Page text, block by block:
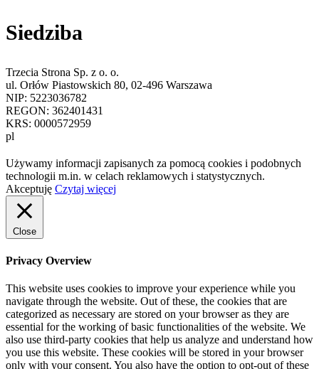
Siedziba
Trzecia Strona Sp. z o. o.
ul. Orłów Piastowskich 80, 02-496 Warszawa
NIP: 5223036782
REGON: 362401431
KRS: 0000572959
pl
Używamy informacji zapisanych za pomocą cookies i podobnych
technologii m.in. w celach reklamowych i statystycznych.
Akceptuję Czytaj więcej
Close
Privacy Overview
This website uses cookies to improve your experience while you
navigate through the website. Out of these, the cookies that are
categorized as necessary are stored on your browser as they are
essential for the working of basic functionalities of the website. We
also use third-party cookies that help us analyze and understand how
you use this website. These cookies will be stored in your browser
only with your consent. You also have the option to opt-out of these